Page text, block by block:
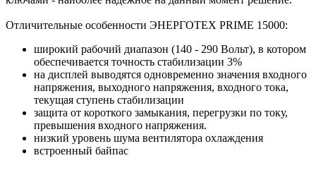
Отличительные особенности ЭНЕРГОТЕХ PRIME 15000:
широкий рабочий диапазон (140 - 290 Вольт), в котором
обеспечивается точность стабилизации 3%
на дисплей выводятся одновременно значения входного
напряжения, выходного напряжения, входного тока,
текущая ступень стабилизации
защита от короткого замыкания, перегрузки по току,
превышения входного напряжения.
низкий уровень шума вентилятора охлаждения
встроенный байпас